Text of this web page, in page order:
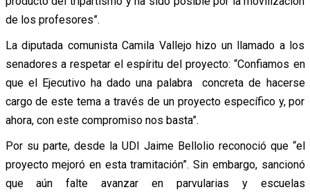
de los profesores”.
La diputada comunista Camila Vallejo hizo un llamado a los
senadores a respetar el espíritu del proyecto: “Confiamos en
que el Ejecutivo ha dado una palabra concreta de hacerse
cargo de este tema a través de un proyecto específico y, por
ahora, con este compromiso nos basta”.
Por su parte, desde la UDI Jaime Bellolio reconoció que “el
proyecto mejoró en esta tramitación”. Sin embargo, sancionó
que aún falte avanzar en parvularias y escuelas